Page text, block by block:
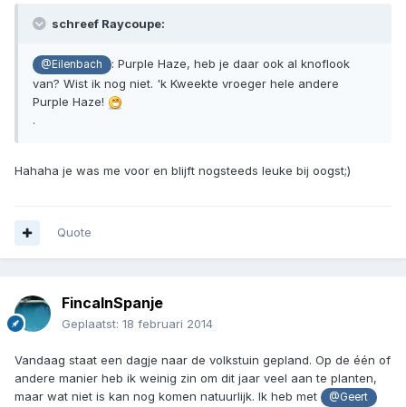
schreef Raycoupe:
@Eilenbach
: Purple Haze, heb je daar ook al knoflook
van? Wist ik nog niet. 'k Kweekte vroeger hele andere
Purple Haze!
.
Hahaha je was me voor en blijft nogsteeds leuke bij oogst;)
Quote
FincaInSpanje
Geplaatst: 18 februari 2014
Vandaag staat een dagje naar de volkstuin gepland. Op de één of
andere manier heb ik weinig zin om dit jaar veel aan te planten,
maar wat niet is kan nog komen natuurlijk. Ik heb met
@Geert